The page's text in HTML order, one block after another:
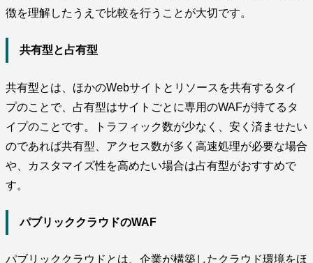
徴を理解したうえで比較を行うことが大切です。
共有型と占有型
共有型とは、ほかのWebサイトとリソースを共有するタイ
プのことで、占有型はサイトごとに専用のWAFが持てるタ
イプのことです。トラフィック数が少なく、安く済ませたい
のであれば共有型、アクセス数が多く高速処理が必要な場合
や、カスタマイズ性を高めたい場合は占有型がおすすめで
す。
パブリッククラウドのWAF
パブリッククラウドとは、企業が構築したクラウド環境をほ